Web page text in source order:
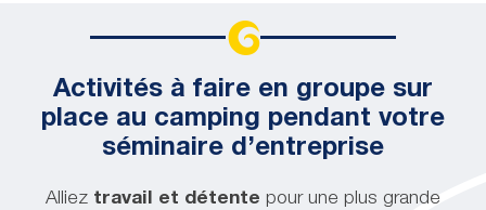
Activités à faire en groupe sur
place au camping pendant votre
séminaire d’entreprise
Alliez travail et détente pour une plus grande